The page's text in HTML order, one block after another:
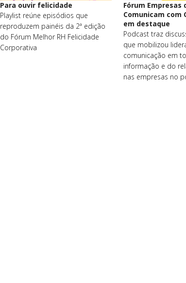
Para ouvir felicidade
Playlist reúne episódios que
reproduzem painéis da 2ª edição
do Fórum Melhor RH Felicidade
Corporativa
Fórum Empresas
Comunicam com
em destaque
Podcast traz
que mobilizou
comunicação em
informação e do
nas empresas no